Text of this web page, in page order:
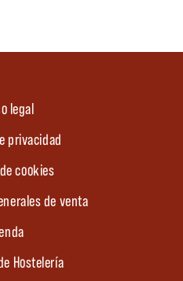
legal
privacidad
cookies
de venta
Hostelería